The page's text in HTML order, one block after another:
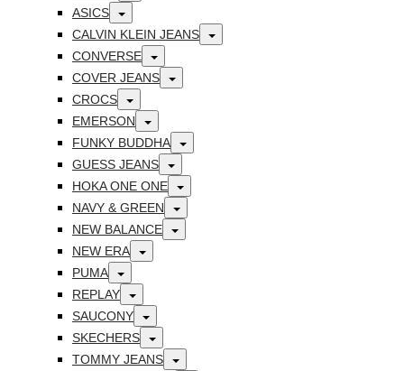
ASICS Toggle
CALVIN KLEIN JEANS Toggle
CONVERSE Toggle
COVER JEANS Toggle
CROCS Toggle
EMERSON Toggle
FUNKY BUDDHA Toggle
GUESS JEANS Toggle
HOKA ONE ONE Toggle
NAVY & GREEN Toggle
NEW BALANCE Toggle
NEW ERA Toggle
PUMA Toggle
REPLAY Toggle
SAUCONY Toggle
SKECHERS Toggle
TOMMY JEANS Toggle